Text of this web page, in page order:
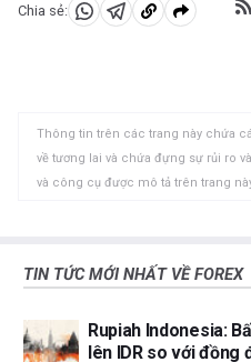
Chia sẻ:
Chia Chia Sao
tạm
Thông tin trên các trang này chứa
về tương lai và chứa đựng sự rủi ro
và công cụ được mô tả trên trang
hoặc sai sót trọng yếu. FXStreet
rủi ro, bao gồm việc mất tất cả
cũng như sự đau khổ về cảm xúc.
TIN TỨC MỚI NHẤT VỀ FOREX
Rupiah Indonesia:
lên IDR so với đồng